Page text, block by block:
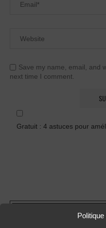
Save my name, email, and
next time I comment.
Gratuit : 4 astuces pour